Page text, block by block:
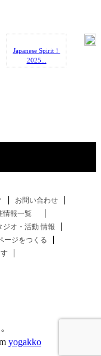
Japanese Spirit！
2025...
お問い合わせ
情報一覧
ジオ・活動 情報
ージをつくる
yogakko